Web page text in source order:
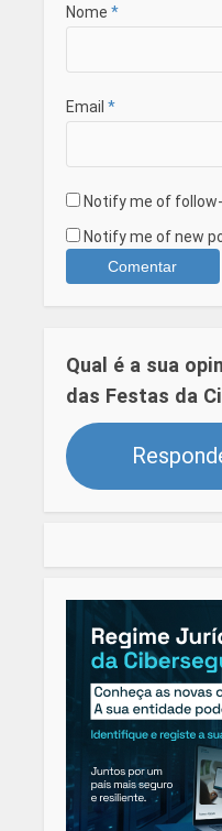
Nome *
Email *
Notify me of
Notify me of new
Qual é a sua
das Festas da